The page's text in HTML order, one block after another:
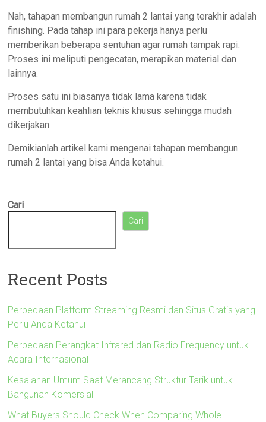
Nah, tahapan membangun rumah 2 lantai yang terakhir adalah
finishing. Pada tahap ini para pekerja hanya perlu
memberikan beberapa sentuhan agar rumah tampak rapi.
Proses ini meliputi pengecatan, merapikan material dan
lainnya.
Proses satu ini biasanya tidak lama karena tidak
membutuhkan keahlian teknis khusus sehingga mudah
dikerjakan.
Demikianlah artikel kami mengenai tahapan membangun
rumah 2 lantai yang bisa Anda ketahui.
Cari
Cari
Recent Posts
Perbedaan Platform Streaming Resmi dan Situs Gratis yang
Perlu Anda Ketahui
Perbedaan Perangkat Infrared dan Radio Frequency untuk
Acara Internasional
Kesalahan Umum Saat Merancang Struktur Tarik untuk
Bangunan Komersial
What Buyers Should Check When Comparing Whole